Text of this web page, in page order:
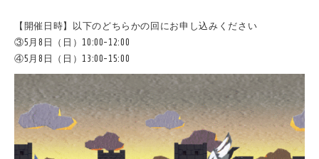
【開催日時】以下のどちらかの回にお申し込みください
③5月8日（日）10:00-12:00
④5月8日（日）13:00-15:00